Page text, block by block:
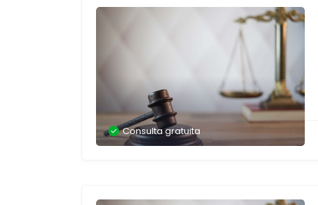
Consulta gratuita